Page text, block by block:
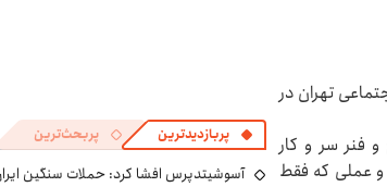
جلد سوم از «تاریخ اجتماعی تهران در
و فنر سر و کار
و عملی که فقط
پربازدیدترین پربحث‌ترین
آسوشیتدپرس افشا کرد: حملات سنگین